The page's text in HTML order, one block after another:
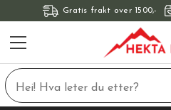
Gratis frakt over 1500,-